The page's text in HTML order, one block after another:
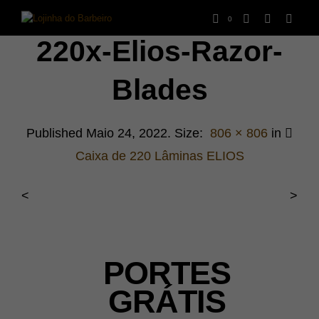
0
220x-Elios-Razor-
Blades
Published Maio 24, 2022. Size: 806 × 806 in
Caixa de 220 Lâminas ELIOS
< >
PORTES
GRÁTIS